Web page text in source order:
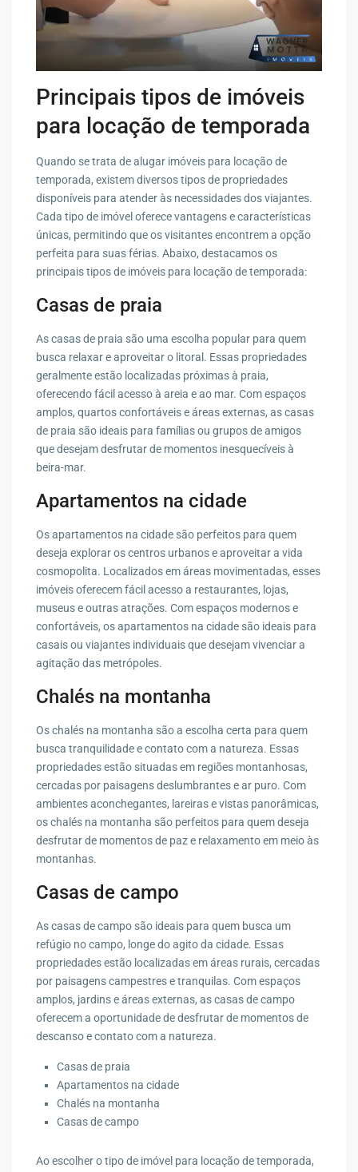
Principais tipos de imóveis
para locação de temporada
Quando se trata de alugar imóveis para locação de
temporada, existem diversos tipos de propriedades
disponíveis para atender às necessidades dos viajantes.
Cada tipo de imóvel oferece vantagens e características
únicas, permitindo que os visitantes encontrem a opção
perfeita para suas férias. Abaixo, destacamos os
principais tipos de imóveis para locação de temporada:
Casas de praia
As casas de praia são uma escolha popular para quem
busca relaxar e aproveitar o litoral. Essas propriedades
geralmente estão localizadas próximas à praia,
oferecendo fácil acesso à areia e ao mar. Com espaços
amplos, quartos confortáveis e áreas externas, as casas
de praia são ideais para famílias ou grupos de amigos
que desejam desfrutar de momentos inesquecíveis à
beira-mar.
Apartamentos na cidade
Os apartamentos na cidade são perfeitos para quem
deseja explorar os centros urbanos e aproveitar a vida
cosmopolita. Localizados em áreas movimentadas, esses
imóveis oferecem fácil acesso a restaurantes, lojas,
museus e outras atrações. Com espaços modernos e
confortáveis, os apartamentos na cidade são ideais para
casais ou viajantes individuais que desejam vivenciar a
agitação das metrópoles.
Chalés na montanha
Os chalés na montanha são a escolha certa para quem
busca tranquilidade e contato com a natureza. Essas
propriedades estão situadas em regiões montanhosas,
cercadas por paisagens deslumbrantes e ar puro. Com
ambientes aconchegantes, lareiras e vistas panorâmicas,
os chalés na montanha são perfeitos para quem deseja
desfrutar de momentos de paz e relaxamento em meio às
montanhas.
Casas de campo
As casas de campo são ideais para quem busca um
refúgio no campo, longe do agito da cidade. Essas
propriedades estão localizadas em áreas rurais, cercadas
por paisagens campestres e tranquilas. Com espaços
amplos, jardins e áreas externas, as casas de campo
oferecem a oportunidade de desfrutar de momentos de
descanso e contato com a natureza.
Casas de praia
Apartamentos na cidade
Chalés na montanha
Casas de campo
Ao escolher o tipo de imóvel para locação de temporada,